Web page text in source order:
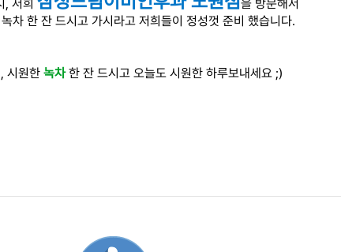
, 저희
을 방문해서
차 한 잔 드시고 가시라고 저희들이 정성껏 준비 했습니다.
시원한 녹차한 잔 드시고 오늘도 시원한 하루보내세요 ;)